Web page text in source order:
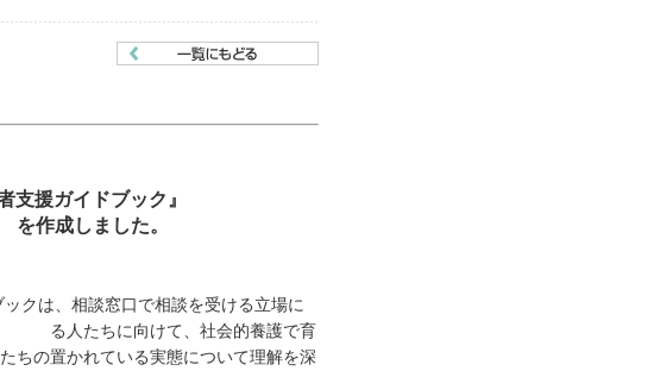
支援ガイドブック』
を作成しました。
は、相談窓口で相談を受ける立場に
向けて、社会的養護で育
ちの置かれている実態について理解を深